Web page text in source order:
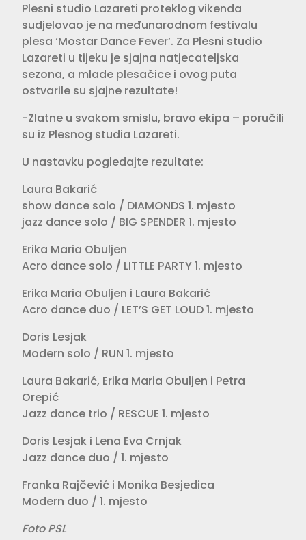
Plesni studio Lazareti proteklog vikenda
sudjelovao je na međunarodnom festivalu
plesa ‘Mostar Dance Fever’. Za Plesni studio
Lazareti u tijeku je sjajna natjecateljska
sezona, a mlade plesačice i ovog puta
ostvarile su sjajne rezultate!
-Zlatne u svakom smislu, bravo ekipa – poručili
su iz Plesnog studia Lazareti.
U nastavku pogledajte rezultate:
Laura Bakarić
show dance solo / DIAMONDS 1. mjesto
jazz dance solo / BIG SPENDER 1. mjesto
Erika Maria Obuljen
Acro dance solo / LITTLE PARTY 1. mjesto
Erika Maria Obuljen i Laura Bakarić
Acro dance duo / LET’S GET LOUD 1. mjesto
Doris Lesjak
Modern solo / RUN 1. mjesto
Laura Bakarić, Erika Maria Obuljen i Petra
Orepić
Jazz dance trio / RESCUE 1. mjesto
Doris Lesjak i Lena Eva Crnjak
Jazz dance duo / 1. mjesto
Franka Rajčević i Monika Besjedica
Modern duo / 1. mjesto
Foto PSL